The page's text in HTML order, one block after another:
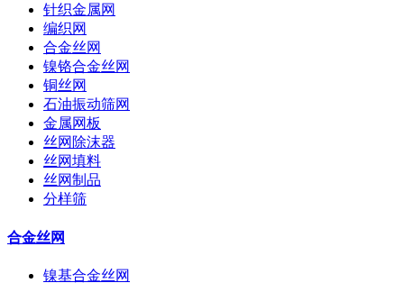
针织金属网
编织网
合金丝网
镍铬合金丝网
铜丝网
石油振动筛网
金属网板
丝网除沫器
丝网填料
丝网制品
分样筛
合金丝网
镍基合金丝网